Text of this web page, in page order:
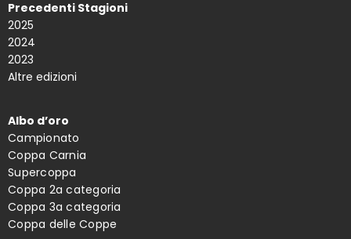
Precedenti Stagioni
2025
2024
2023
Altre edizioni
Albo d’oro
Campionato
Coppa Carnia
Supercoppa
Coppa 2a categoria
Coppa 3a categoria
Coppa delle Coppe